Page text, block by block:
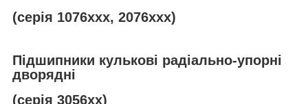
(серія 1076ххх, 2076ххх)
Підшипники кулькові радіально-упорні
дворядні
(серія 3056хх)